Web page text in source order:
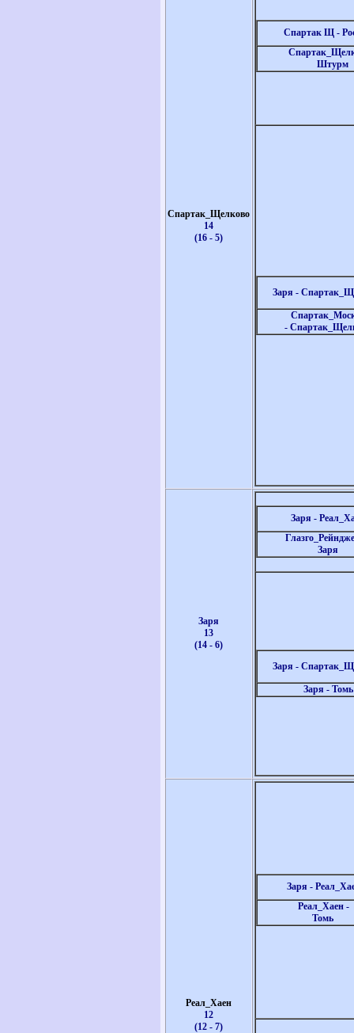
Спартак_Щелково
14
(16 - 5)
Спартак Щ -
Штурм
Заря -
-
Заря
13
(14 - 6)
Заря -
Заря
Заря -
Заря - Томь
Реал_Хаен
12
(12 - 7)
Заря -
Реал_Хаен -
Томь